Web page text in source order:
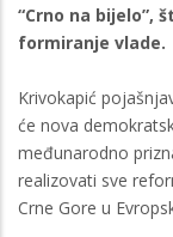
“Crno na bijelo”,
formiranje vlade.
Krivokapić
će nova
međunarodno
realizovati sve
Crne Gore u